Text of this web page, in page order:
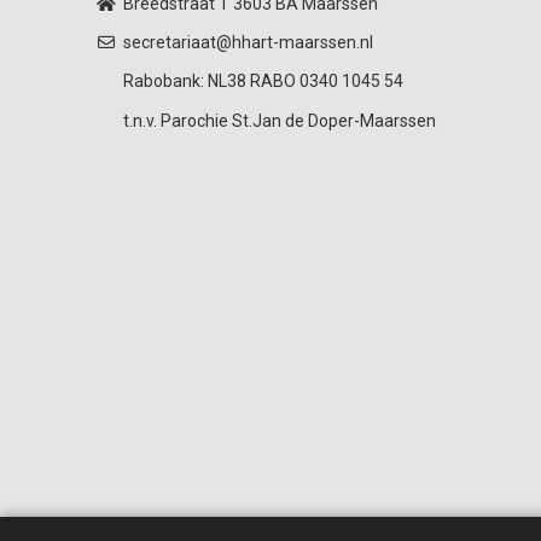
secretariaat@hhart-maarssen.nl
Rabobank: NL38 RABO 0340 1045 54
t.n.v. Parochie St.Jan de Doper-Maarssen